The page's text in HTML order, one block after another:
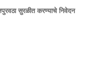
सुरळीत करण्याचे निवेदन